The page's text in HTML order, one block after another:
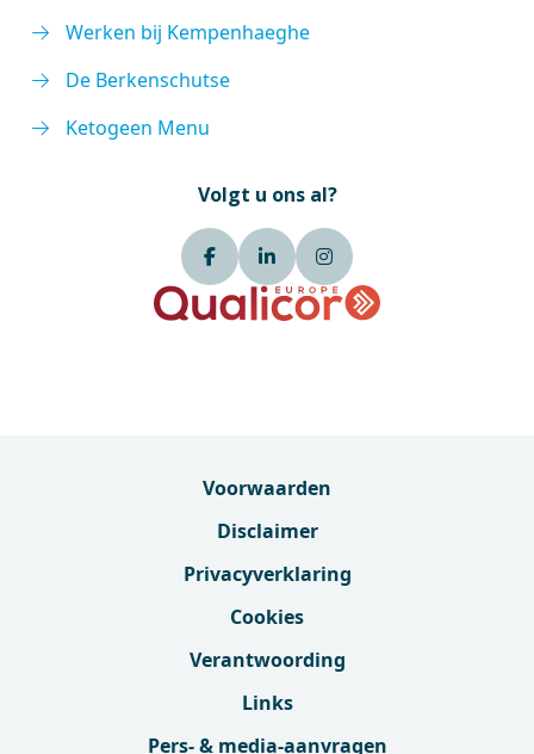
Werken bij Kempenhaeghe
De Berkenschutse
Ketogeen Menu
Volgt u ons al?
Voorwaarden
Disclaimer
Privacyverklaring
Cookies
Verantwoording
Links
Pers- & media-aanvragen